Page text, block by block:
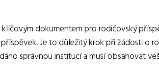
dokumentem pro rodičovský
Je to důležitý krok při žádosti
správnou institucí a musí obsahovat